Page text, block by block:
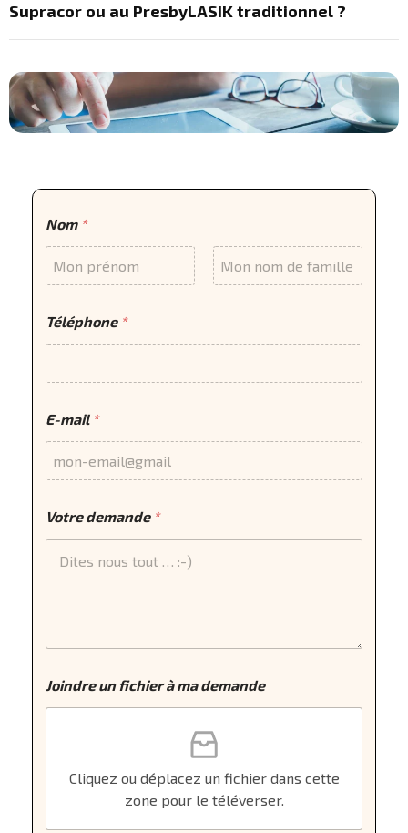
Supracor ou au PresbyLASIK traditionnel ?
Nom *
Téléphone *
E-mail *
Votre demande *
n
s
Joindre un fichier à ma demande
Cliquez ou déplacez un fichier dans cette
zone pour le téléverser.